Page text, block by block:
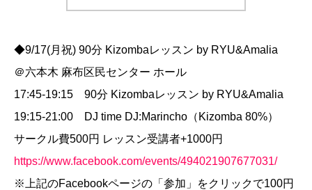
◆9/17(月祝) 90分 Kizombaレッスン by RYU&Amalia
＠六本木 麻布区民センター ホール
17:45-19:15 90分 Kizombaレッスン by RYU&Amalia
19:15-21:00 DJ time DJ:Marincho（Kizomba 80%）
サークル費500円 レッスン受講者+1000円
https://www.facebook.com/events/494021907677031/
※上記のFacebookページの「参加」をクリックで100円